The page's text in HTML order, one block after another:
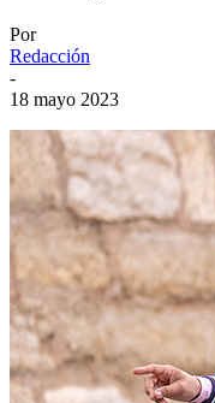
Por
Redacción
-
18 mayo 2023